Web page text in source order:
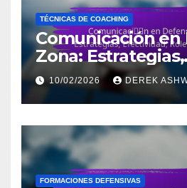
TÉCNICAS DE COACHING
Comunicación en
Zona: Estrategias,
Efectividad,
Jugadores
10/02/2026 DEREK
FORMACIONES DEFENSIVAS